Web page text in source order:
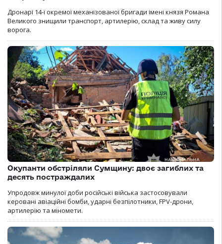
Дронарі 14-ї окремої механізованої бригади імені князя Романа
Великого знищили транспорт, артилерію, склад та живу силу
ворога.
Окупанти обстріляли Сумщину: двоє загиблих та
десять постраждалих
Упродовж минулої доби російські війська застосовували
керовані авіаційні бомби, ударні безпілотники, FPV-дрони,
артилерію та міномети.